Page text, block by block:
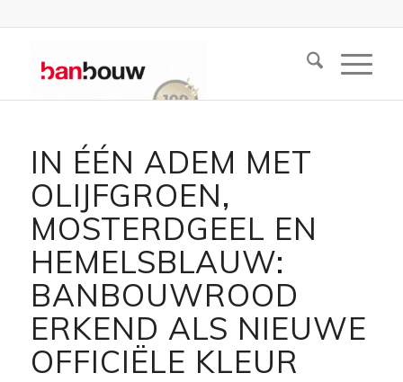
IN ÉÉN ADEM MET
OLIJFGROEN,
MOSTERDGEEL EN
HEMELSBLAUW:
BANBOUWROOD
ERKEND ALS NIEUWE
OFFICIËLE KLEUR